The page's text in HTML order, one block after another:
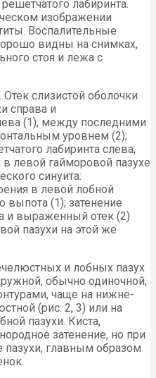
лабиринта.
изображении
Воспалительные
видны на снимках,
стоя и лежа с
слизистой оболочки
справа и
(1), между последними
уровнем (2);
лабиринта слева;
левой гайморовой пазухе
синуита:
в левой лобной
выпота (1); затенение
и выраженный отек (2)
пазухи на этой же
и лобных пазух
обычно одиночной,
чаще на нижне-
(рис. 2, 3) или на
пазухи. Киста,
затенение, но при
пазухи, главным образом